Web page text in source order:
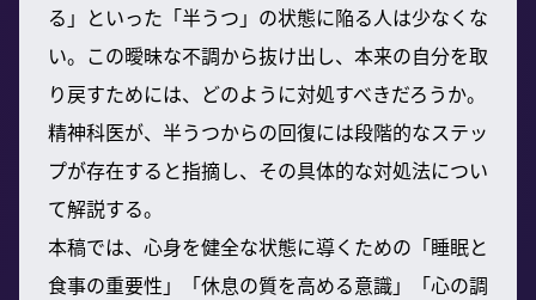
る」といった「半うつ」の状態に陥る人は少なくな
い。この曖昧な不調から抜け出し、本来の自分を取
り戻すためには、どのように対処すべきだろうか。
精神科医が、半うつからの回復には段階的なステッ
プが存在すると指摘し、その具体的な対処法につい
て解説する。
本稿では、心身を健全な状態に導くための「睡眠と
食事の重要性」「休息の質を高める意識」「心の調